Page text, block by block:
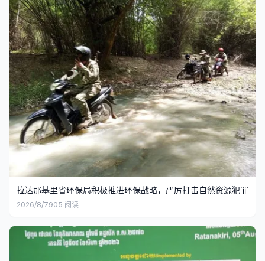
拉达那基里省环保局积极推进环保战略，严厉打击自然资源犯罪
2026/8/7905 阅读